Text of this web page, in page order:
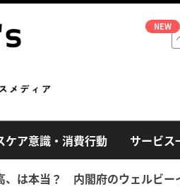
ケア意識・消費行動 サービス
、は本当？ 内閣府のウェルビー